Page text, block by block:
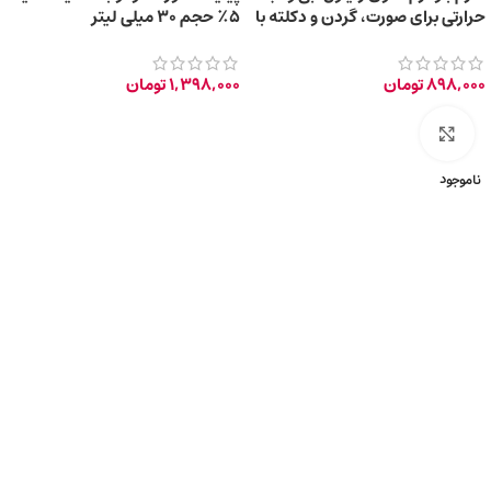
حرارتی برای صورت، گردن و دکلته با
898,000تومان
۵٪ حجم ۳۰ میلی لیتر
1,398,000تومان
ناموجود